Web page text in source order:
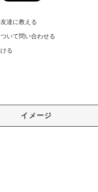
達に教える
いて問い合わせる
る
イメージ